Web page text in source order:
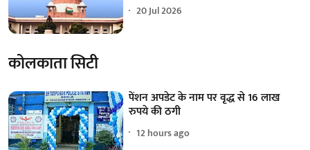
20 Jul 2026
कोलकाता सिटी
पेंशन अपडेट के नाम पर वृद्ध से 16 लाख
रुपये की ठगी
12 hours ago